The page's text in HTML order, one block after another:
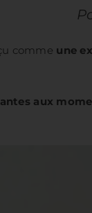
comme une
aux